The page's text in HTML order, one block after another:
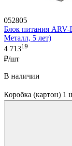
052805
Блок питания
Металл, 5 лет)
4 71319
₽/шт
В наличии
Коробка (картон)